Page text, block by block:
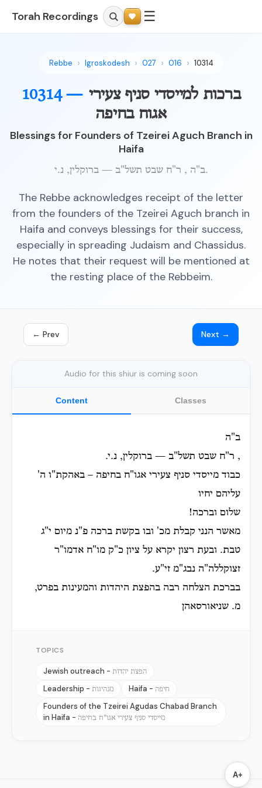
Torah Recordings ☰
Rebbe Igroskodesh 027 016 10314
10314 — ברכות למייסדי סניף צעירי
אגוח בחיפה
Blessings for Founders of Tzeirei Aguch Branch in
Haifa
ב"ה , ר"ח שבט תשל"ב — ברוקלין, נ.י.
The Rebbe acknowledges receipt of the letter
from the founders of the Tzeirei Aguch branch in
Haifa and conveys blessings for their success,
especially in spreading Judaism and Chassidus.
He notes that their request will be mentioned at
the resting place of the Rebbeim.
← Prev Next →
Audio for this shiur is coming soon
Content Classes
ב"ה
, ר"ח שבט תשל"ב — ברוקלין, נ.י.
כבוד מייסדי סניף צעירי אגו"ח בחיפה – באהקת"ו ה'
עליהם יחיו
שלום וברכה!
מאשר הנני קבלת מכ' ובו בקשת ברכה פ"נ מיום י"ג
טבת. ובעת רצון יקרא על ציון כ"ק מו"ח אדמו"ר
זצוקללה"ה נבג"מ זי"ע.
בברכת הצלחה רבה בהפצת היהדות והמעינות בפרט,
מ. שניאורסאהן
TOPICS
Jewish outreach - הפצת יהדות
Leadership - מנהיגות Haifa - חיפה
Founders of the Tzeirei Agudas Chabad Branch
in Haifa - מייסדי סניף צעירי אגו"ח בחיפה
A+